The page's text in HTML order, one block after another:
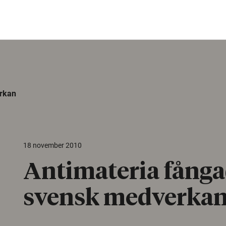
18 november 2010
Antimateria
svensk